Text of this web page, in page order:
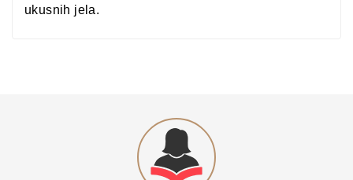
ukusnih jela.